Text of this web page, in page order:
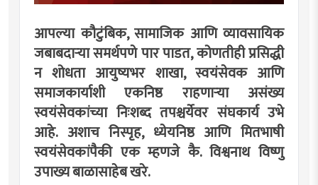
आपल्या कौटुंबिक, सामाजिक आणि व्यावसायिक
जबाबदाऱ्या समर्थपणे पार पाडत, कोणतीही प्रसिद्धी
न शोधता आयुष्यभर शाखा, स्वयंसेवक आणि
समाजकार्याशी एकनिष्ठ राहणाऱ्या असंख्य
स्वयंसेवकांच्या निःशब्द तपश्चर्येवर संघकार्य उभे
आहे. अशाच निस्पृह, ध्येयनिष्ठ आणि मितभाषी
स्वयंसेवकांपैकी एक म्हणजे कै. विश्वनाथ विष्णु
उपाख्य बाळासाहेब खरे.